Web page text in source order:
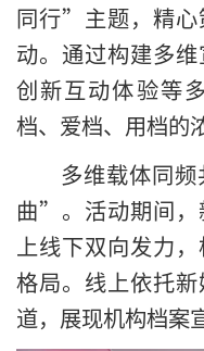
同行”主题，精心
动。通过构建多维
创新互动体验等
档、爱档、用档的
多维载体同
曲”。活动期间，
上线下双向发力
格局。线上依托
道，展现机构档案